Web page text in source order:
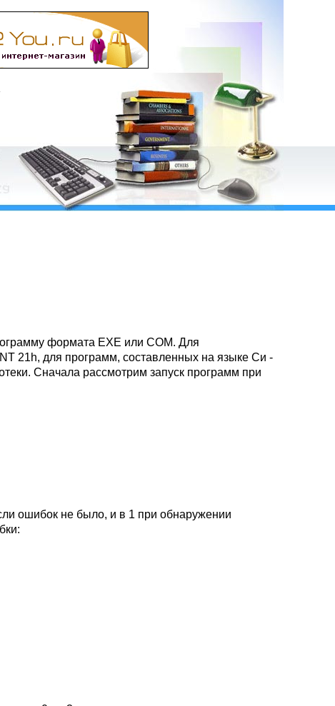
формата EXE или COM. Для
21h, для программ, составленных на языке Си -
Сначала рассмотрим запуск программ при
ошибок не было, и в 1 при обнаружении